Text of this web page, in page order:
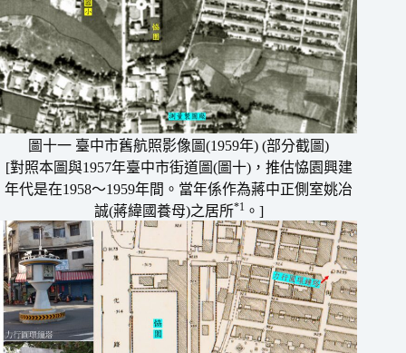
圖十一 臺中市舊航照影像圖(1959年) (部分截圖)
[對照本圖與1957年臺中市街道圖(圖十)，推估恊園興建
年代是在1958〜1959年間。當年係作為蔣中正側室姚冶
誠(蔣緯國養母)之居所*1 。]